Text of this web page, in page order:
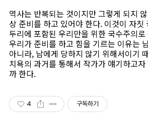
역사는 반복되는 것이지만 그렇게 되지
상 준비를 하고 있어야 한다. 이것이 자칫
두리에 포함된 우리만을 위한 국수주의
우리가 준비를 하고 힘을 기르는 이유는
아니라, 남에게 당하지 않기 위해서이기
치욕의 과거를 통해서 작가가 얘기하고
까 한다.
4 구독하기